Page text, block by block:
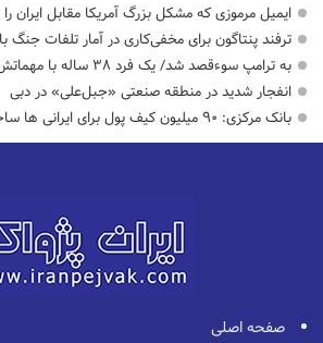
ایمیل مرموزی که مشکل بزرگ آمریکا مقابل ایران
ترفند پنتاگون برای مخفی‌کاری در آمار تلفات جنگ
به ترامپ سوءقصد شد/ یک فرد ۳۸ ساله با مهماتش دستگیر شد
انفجار شدید در منطقه صنعتی «جبل‌علی» در دبی
بانک مرکزی: ۹۰ میلیون کیف پول برای ایرانی ها ساخته شد
صفحه اصلی